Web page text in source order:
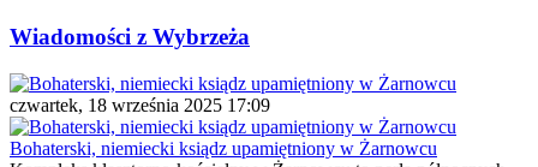
Wiadomości z Wybrzeża
czwartek, 18 września 2025 17:09
Bohaterski, niemiecki ksiądz upamiętniony w Żarnowcu